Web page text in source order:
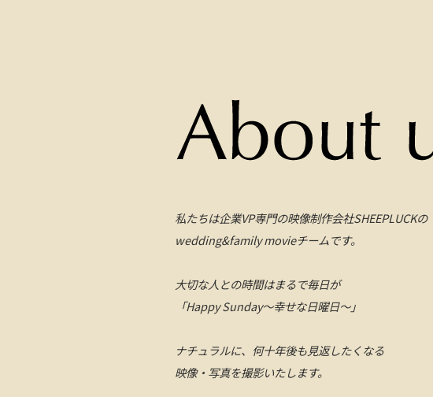
私たちは企業VP専門の映像制作会社SHEEPLUCKの
wedding&family movieチームです。
大切な人との時間はまるで毎日が
「Happy Sunday〜幸せな日曜日〜」
ナチュラルに、何十年後も見返したくなる
映像・写真を撮影いたします。